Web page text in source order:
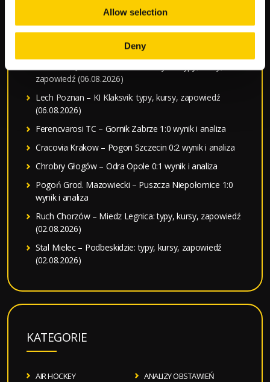
Allow selection
Deny
Hapoel Tel Aviv – GKS Katowice: typy, kursy, zapowiedź
zapowiedź (06.08.2026)
Lech Poznan – KI Klaksvik: typy, kursy, zapowiedź
(06.08.2026)
Ferencvarosi TC – Gornik Zabrze 1:0 wynik i analiza
Cracovia Krakow – Pogon Szczecin 0:2 wynik i analiza
Chrobry Głogów – Odra Opole 0:1 wynik i analiza
Pogoń Grod. Mazowiecki – Puszcza Niepołomice 1:0
wynik i analiza
Ruch Chorzów – Miedz Legnica: typy, kursy, zapowiedź
(02.08.2026)
Stal Mielec – Podbeskidzie: typy, kursy, zapowiedź
(02.08.2026)
KATEGORIE
AIR HOCKEY
ANALIZY OBSTAWIEŃ